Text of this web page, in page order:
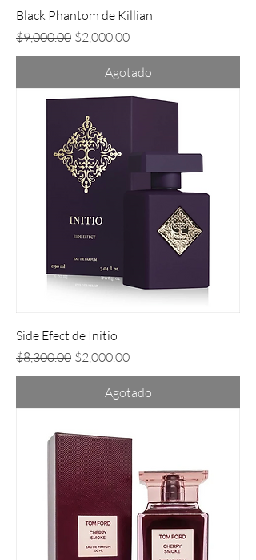
Black Phantom de Killian
Precio
$9,000.00 Precio de oferta
$2,000.00
Agotado
Side Efect de Initio
Precio
$8,300.00 Precio de oferta
$2,000.00
Agotado